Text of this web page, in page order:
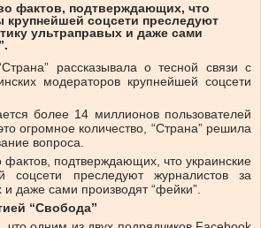
фактов, подтверждающих, что
крупнейшей соцсети преследуют
ультраправых и даже сами
рассказывала о тесной связи с
модераторов крупнейшей соцсети
более 14 миллионов пользователей
огромное количество, “Страна” решила
вопроса.
подтверждающих, что украинские
соцсети преследуют журналистов за
и даже сами производят “фейки”.
“Свобода”